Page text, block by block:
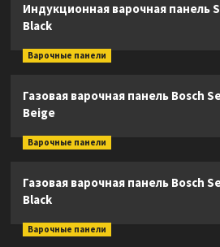
Индукционная варочная панель
Black
Варочные панели
Газовая варочная панель Bosch
Beige
Варочные панели
Газовая варочная панель Bosch
Black
Варочные панели